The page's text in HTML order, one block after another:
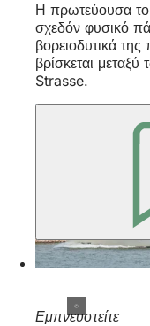
Η πρωτεύουσα του
σχεδόν φυσικό
βορειοδυτικά
βρίσκεται
Strasse.
Εμπνευστείτε